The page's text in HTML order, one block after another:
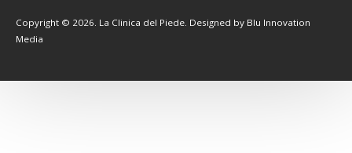
Copyright © 2026. La Clinica del Piede. Designed by Blu Innovation
Media